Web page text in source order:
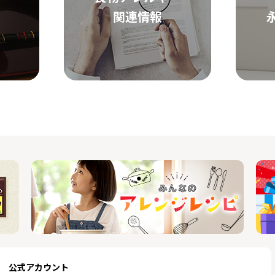
関連情報
公式アカウント